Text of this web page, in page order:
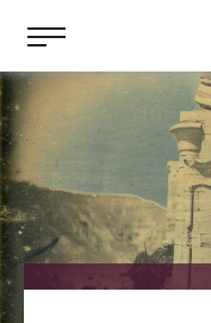
contenu
principal